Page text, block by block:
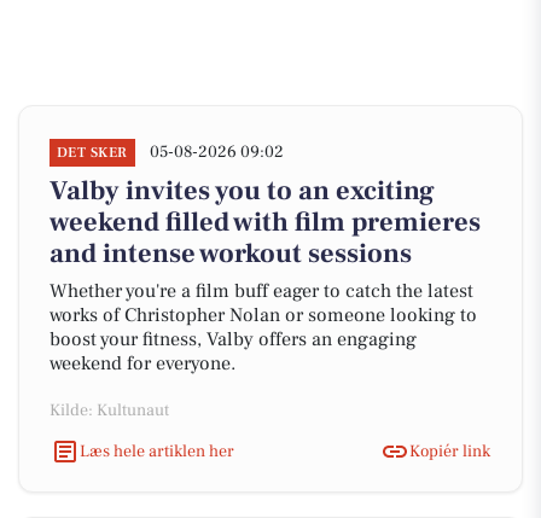
DET SKER 05-08-2026 09:02
Valby invites you to an exciting
weekend filled with film premieres
and intense workout sessions
Whether you're a film buff eager to catch the latest
works of Christopher Nolan or someone looking to
boost your fitness, Valby offers an engaging
weekend for everyone.
Kilde: Kultunaut
Læs hele artiklen her
Kopiér link